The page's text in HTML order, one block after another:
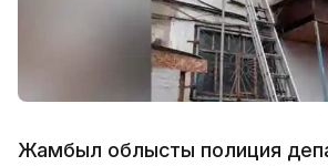
Жамбыл облыстық полиция